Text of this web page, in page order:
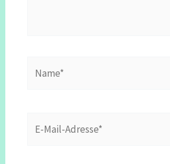
Mail-